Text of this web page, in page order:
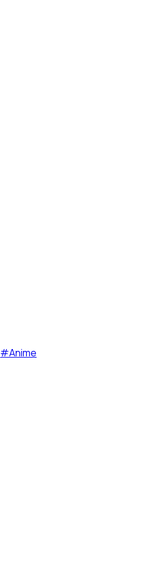
#Anime